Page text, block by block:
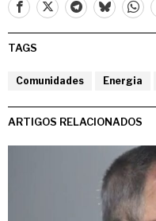
TAGS
Comunidades Energia
ARTIGOS RELACIONADOS